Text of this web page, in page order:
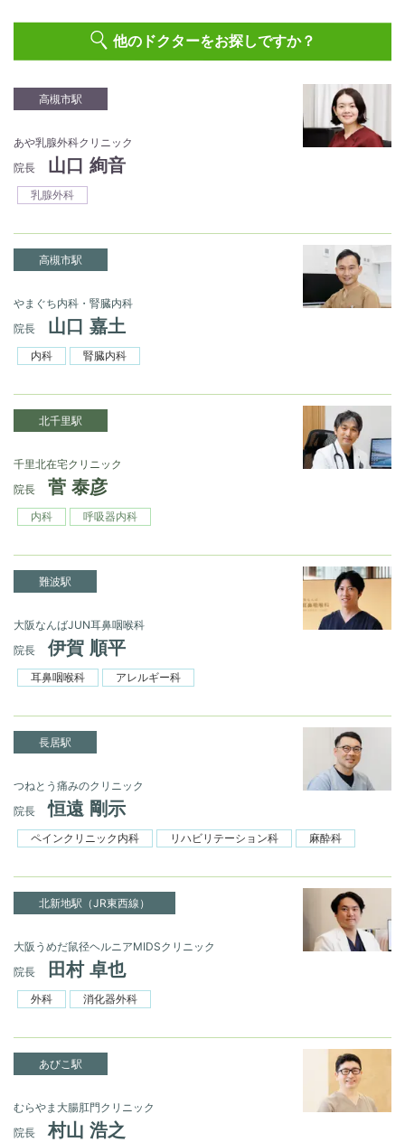
他のドクターをお探しですか？
高槻市駅
あや乳腺外科クリニック
院長
山口 絢音
乳腺外科
高槻市駅
やまぐち内科・腎臓内科
院長
山口 嘉土
内科 腎臓内科
北千里駅
千里北在宅クリニック
院長
菅 泰彦
内科 呼吸器内科
難波駅
大阪なんばJUN耳鼻咽喉科
院長
伊賀 順平
耳鼻咽喉科 アレルギー科
長居駅
つねとう痛みのクリニック
院長
恒遠 剛示
ペインクリニック内科 リハビリテーション科 麻酔科
北新地駅（JR東西線）
大阪うめだ鼠径ヘルニアMIDSクリニック
院長
田村 卓也
外科 消化器外科
あびこ駅
むらやま大腸肛門クリニック
院長
村山 浩之